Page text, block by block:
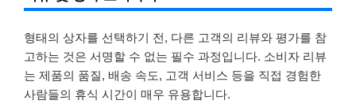
형태의 상자를 선택하기 전, 다른 고객의 리뷰와 평가를 참
고하는 것은 서명할 수 없는 필수 과정입니다. 소비자 리뷰
는 제품의 품질, 배송 속도, 고객 서비스 등을 직접 경험한
사람들의 휴식 시간이 매우 유용합니다.